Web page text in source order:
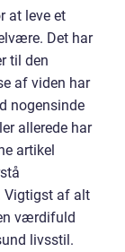
at leve et
Det har
til den
af viden har
nogensinde
allerede har
artikel
Vigtigst af alt
værdifuld
livsstil.